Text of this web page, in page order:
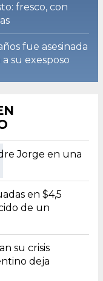
fresco, con
fue asesinada
su exesposo
Jorge en una
en $4,5
de un
su crisis
deja